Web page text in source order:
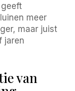
meer
maar juist
jaren
van